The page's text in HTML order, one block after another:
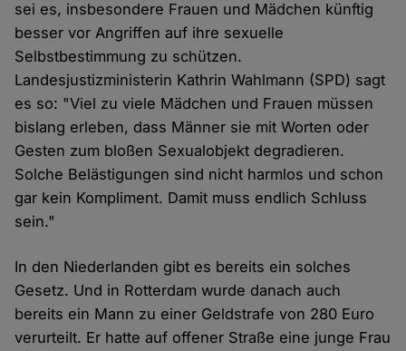
sei es, insbesondere Frauen und Mädchen künftig
besser vor Angriffen auf ihre sexuelle
Selbstbestimmung zu schützen.
Landesjustizministerin Kathrin Wahlmann (SPD) sagt
es so: "Viel zu viele Mädchen und Frauen müssen
bislang erleben, dass Männer sie mit Worten oder
Gesten zum bloßen Sexualobjekt degradieren.
Solche Belästigungen sind nicht harmlos und schon
gar kein Kompliment. Damit muss endlich Schluss
sein."
In den Niederlanden gibt es bereits ein solches
Gesetz. Und in Rotterdam wurde danach auch
bereits ein Mann zu einer Geldstrafe von 280 Euro
verurteilt. Er hatte auf offener Straße eine junge Frau